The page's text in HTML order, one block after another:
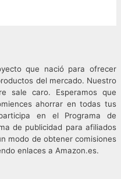
que nació para ofrecer
del mercado. Nuestro
sale caro. Esperamos que
ahorrar en todas tus
en el Programa de
de publicidad para afiliados
modo de obtener comisiones
enlaces a Amazon.es.